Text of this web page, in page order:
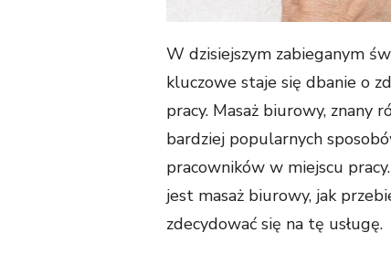
W dzisiejszym zabieganym
kluczowe staje się dbanie o
pracy. Masaż biurowy, znany
bardziej popularnych
pracowników w miejscu
jest masaż biurowy, jak
zdecydować się na tę usługę.